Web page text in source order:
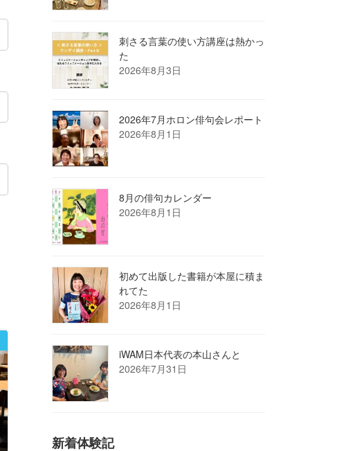
刺さる言葉の使い方講座は熱かっ
た
2026年8月3日
2026年7月ホロン俳句会レポート
2026年8月1日
8月の俳句カレンダー
2026年8月1日
初めて出版した書籍が本屋に積ま
れてた
2026年8月1日
iWAM日本代表の本山さんと
2026年7月31日
新着体験記